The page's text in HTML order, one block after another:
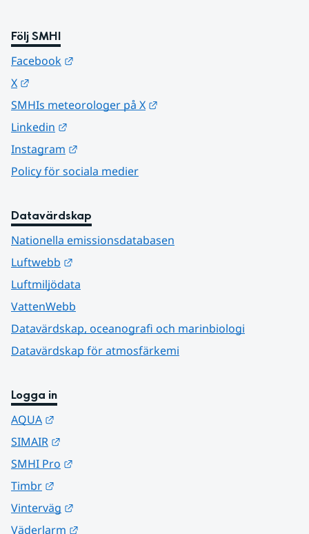
Följ SMHI
Facebook
X
SMHIs meteorologer på X
Linkedin
Instagram
Policy för sociala medier
Datavärdskap
Nationella emissionsdatabasen
Luftwebb
Luftmiljödata
VattenWebb
Datavärdskap, oceanografi och marinbiologi
Datavärdskap för atmosfärkemi
Logga in
AQUA
SIMAIR
SMHI Pro
Timbr
Vinterväg
Väderlarm